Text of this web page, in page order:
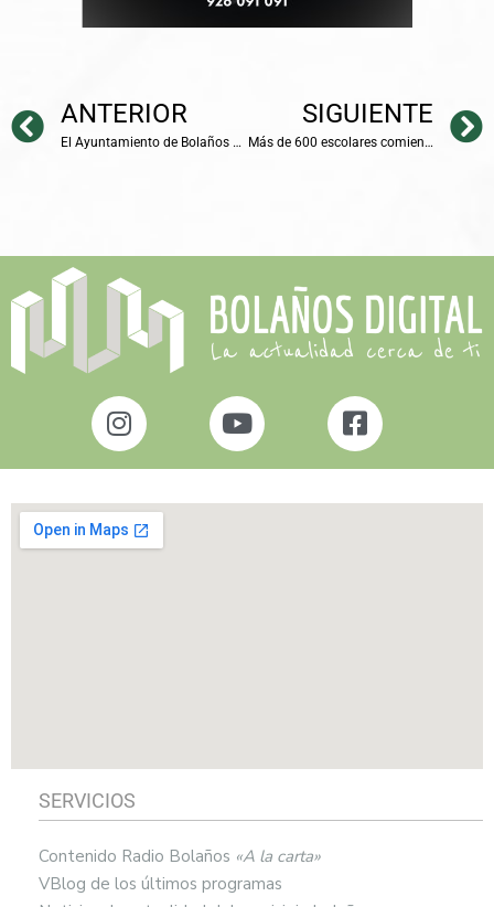
ANTERIOR
El Ayuntamiento de Bolaños de Calatrava inicia el Plan de Asfaltado 2025 con una primera fase de mejora en calles y caminos
SIGUIENTE
Más de 600 escolares comienzan la nueva edición de las Escuelas Deportivas Municipales en Bolaños de Calatrava
SERVICIOS
Contenido Radio Bolaños «A la carta»
VBlog de los últimos programas